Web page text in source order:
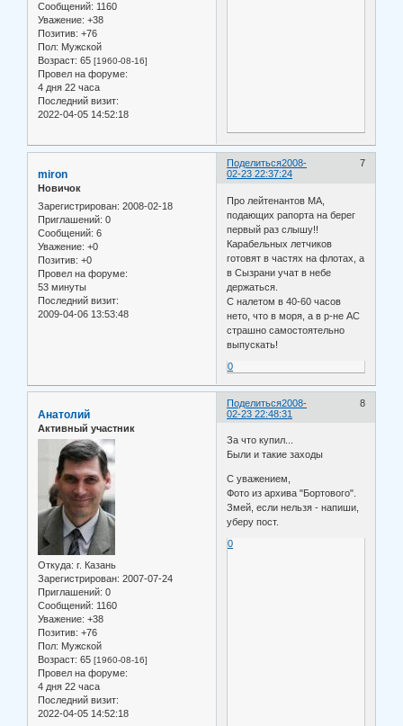
Сообщений: 1160
Уважение: +38
Позитив: +76
Пол: Мужской
Возраст: 65 [1960-08-16]
Провел на форуме:
4 дня 22 часа
Последний визит:
2022-04-05 14:52:18
Поделиться 7
2008-
02-23 22:37:24
miron
Новичок
Зарегистрирован: 2008-02-18
Приглашений: 0
Сообщений: 6
Уважение: +0
Позитив: +0
Провел на форуме:
53 минуты
Последний визит:
2009-04-06 13:53:48
Про лейтенантов МА,
подающих рапорта на берег
первый раз слышу!!
Карабельных летчиков
готовят в частях на флотах, а
в Сызрани учат в небе
держаться.
С налетом в 40-60 часов
нето, что в моря, а в р-не АС
страшно самостоятельно
выпускать!
0
Поделиться 8
2008-
02-23 22:48:31
Анатолий
Активный участник
Откуда: г. Казань
Зарегистрирован: 2007-07-24
Приглашений: 0
Сообщений: 1160
Уважение: +38
Позитив: +76
Пол: Мужской
Возраст: 65 [1960-08-16]
Провел на форуме:
4 дня 22 часа
Последний визит:
2022-04-05 14:52:18
За что купил...
Были и такие заходы
С уважением,
Фото из архива "Бортового".
Змей, если нельзя - напиши,
уберу пост.
0